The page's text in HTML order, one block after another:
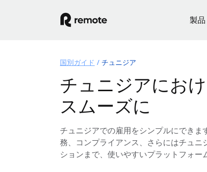
製品
国別ガイド チュニジア
チュニジアにお
スムーズに
チュニジアでの雇用をシンプルにできま
務、コンプライアンス、さらにはチュニ
ションまで、使いやすいプラットフォー